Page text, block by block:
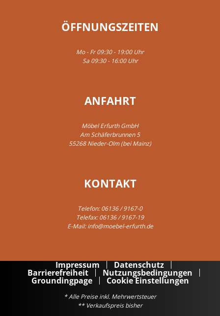
ÖFFNUNGSZEITEN
Mo - Fr 09:30 - 19:00 Uhr
Sa 09:30 - 16:00 Uhr
ANFAHRT
Möbel Erfurth GmbH
Am Schäferbrunnen 5
55268 Nieder-Olm (bei Mainz)
KONTAKT
Telefon:06136 / 9167-0
Telefax: 06136 / 9167-19
E-Mail:info@moebel-erfurth.de
Impressum Datenschutz
Barrierefreiheit Nutzungsbedingungen
Groundingpage Cookie Einstellungen
* Alle Preise inkl. Mehrwertsteuer
** Verkaufspreis bisher